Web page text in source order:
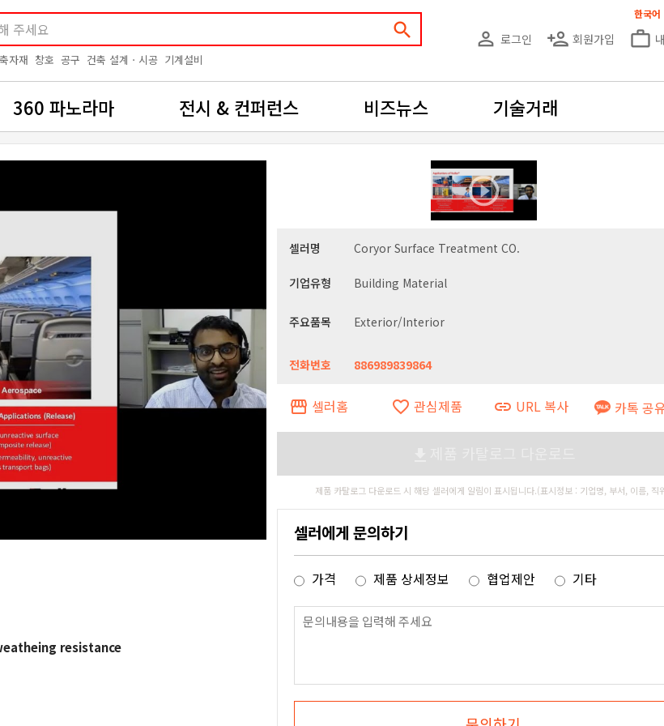
search
자재 창호 공구 건축 설계ㆍ시공 기계설비
person_outline 로그인 person_add 회원가입 work_outline
한국어
360 파노라마 전시 & 컨퍼런스 비즈뉴스 기술거래
resistance
셀러명 Coryor Surface Treatment CO.
기업유형 Building Material
주요품목 Exterior/Interior
전화번호 886989839864
storefront 셀러홈 favorite_border 관심제품 link URL 복사 카톡 공
제품 카탈로그 다운로드 시 해당 셀러에게 알림이 표시됩니다.(표시정보 : 기업명, 부서, 이름, 직
셀러에게 문의하기
가격 제품 상세정보 협업제안 기타